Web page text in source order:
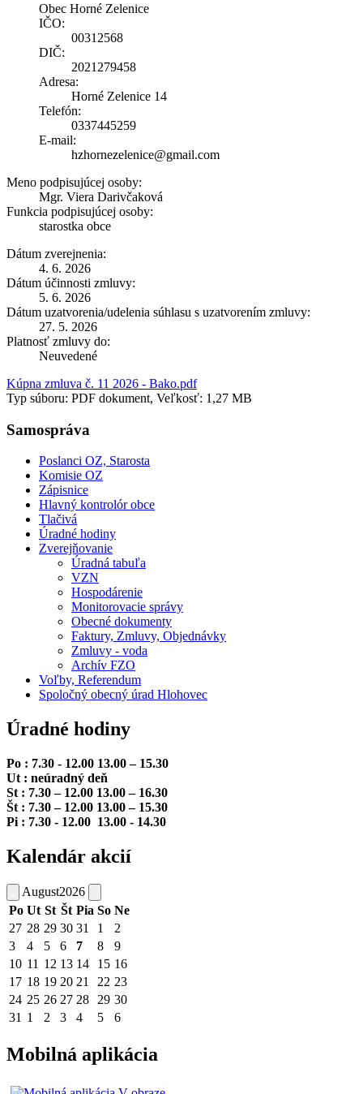
Obec Horné Zelenice
IČO:
00312568
DIČ:
2021279458
Adresa:
Horné Zelenice 14
Telefón:
0337445259
E-mail:
hzhornezelenice@gmail.com
Meno podpisujúcej osoby:
Mgr. Viera Darivčaková
Funkcia podpisujúcej osoby:
starostka obce
Dátum zverejnenia:
4. 6. 2026
Dátum účinnosti zmluvy:
5. 6. 2026
Dátum uzatvorenia/udelenia súhlasu s uzatvorením zmluvy:
27. 5. 2026
Platnosť zmluvy do:
Neuvedené
Kúpna zmluva č. 11 2026 - Bako.pdf
Typ súboru: PDF dokument, Veľkosť: 1,27 MB
Samospráva
Poslanci OZ, Starosta
Komisie OZ
Zápisnice
Hlavný kontrolór obce
Tlačivá
Úradné hodiny
Zverejňovanie
Úradná tabuľa
VZN
Hospodárenie
Monitorovacie správy
Obecné dokumenty
Faktury, Zmluvy, Objednávky
Zmluvy - voda
Archív FZO
Voľby, Referendum
Spoločný obecný úrad Hlohovec
Úradné hodiny
Po : 7.30 - 12.00 13.00 – 15.30
Ut : neúradný deň
St : 7.30 – 12.00 13.00 – 16.30
Št : 7.30 – 12.00 13.00 – 15.30
Pi : 7.30 - 12.00 13.00 - 14.30
Kalendár akcií
August2026
Po Ut St Št Pia So Ne
27 28 29 30 31 1
2
3
4 5 6 7 8
9
10 11 12 13 14 15 16
17 18 19 20 21 22 23
24 25 26 27 28 29 30
31 1 2 3 4 5 6
Mobilná aplikácia